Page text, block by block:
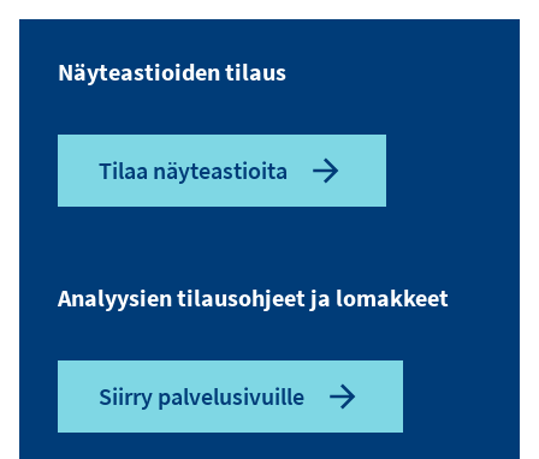
Näyteastioiden tilaus
Tilaa näyteastioita
Analyysien tilausohjeet ja lomakkeet
Siirry palvelusivuille